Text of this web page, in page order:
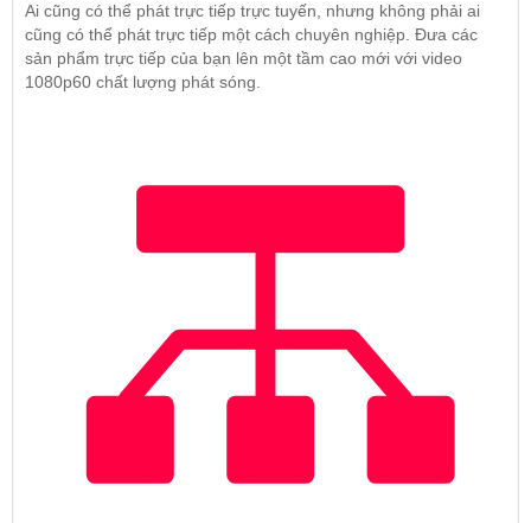
Ai cũng có thể phát trực tiếp trực tuyến, nhưng không phải ai
cũng có thể phát trực tiếp một cách chuyên nghiệp. Đưa các
sản phẩm trực tiếp của bạn lên một tầm cao mới với video
1080p60 chất lượng phát sóng.